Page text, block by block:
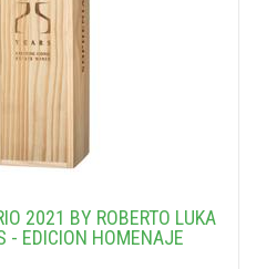
2021 BY ROBERTO LUKA
- EDICION HOMENAJE